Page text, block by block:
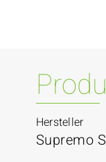
Hersteller
Supremo